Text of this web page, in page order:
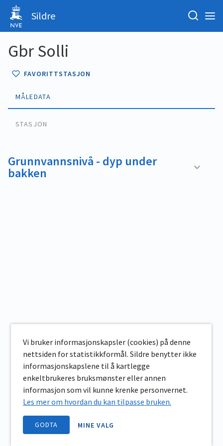
Sildre
Gbr Solli
FAVORITTSTASJON
MÅLEDATA
STASJON
Grunnvannsnivå - dyp under
bakken
Vi bruker informasjonskapsler (cookies) på denne
nettsiden for statistikkformål. Sildre benytter ikke
informasjonskapslene til å kartlegge
enkeltbrukeres bruksmønster eller annen
informasjon som vil kunne krenke personvernet.
Les mer om hvordan du kan tilpasse bruken.
GODTA MINE VALG